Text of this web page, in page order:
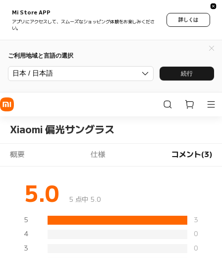
Mi Store APP
アプリにアクセスして、スムーズなショッピング体験をお楽しみくださ
い。
詳しくは
ご利用地域と言語の選択
日本 / 日本語 続行
Xiaomi 偏光サングラス
概要 仕様 コメント(3)
5.0 5 点中 5.0
5
3
4
0
3
0